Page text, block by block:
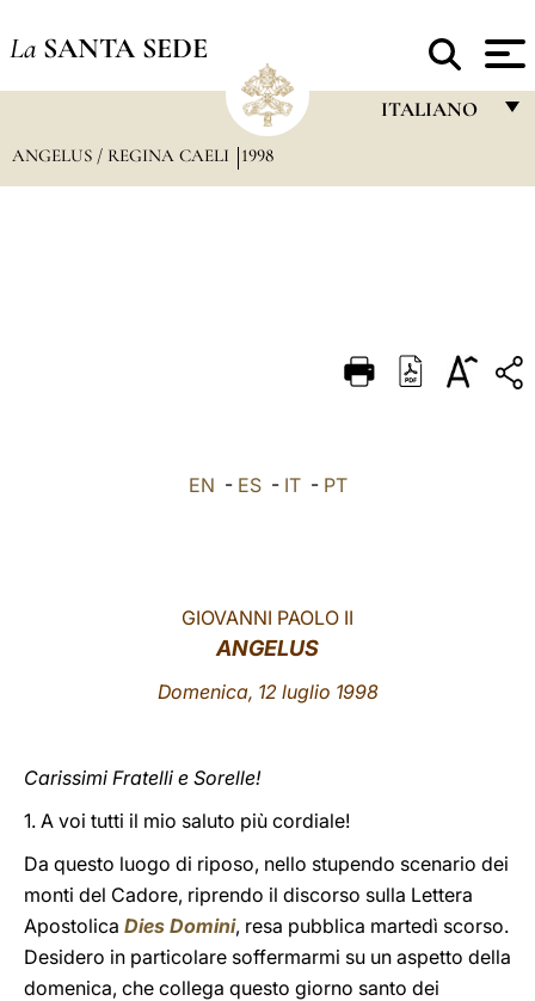
La SANTA SEDE
ITALIANO
DEUTSCH
ANGELUS / REGINA CAELI 1998
EN - ES- IT- PT
GIOVANNI PAOLO II
ANGELUS
Domenica, 12 luglio 1998
Carissimi Fratelli e Sorelle!
1. A voi tutti il mio saluto più cordiale!
Da questo luogo di riposo, nello stupendo scenario dei
monti del Cadore, riprendo il discorso sulla Lettera
Apostolica Dies Domini, resa pubblica martedì scorso.
Desidero in particolare soffermarmi su un aspetto della
domenica, che collega questo giorno santo dei